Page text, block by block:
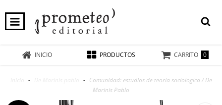
INICIO PRODUCTOS CARRITO 0
- - Comunidad: estudios de teoría sociologica / De
Marinis Pablo